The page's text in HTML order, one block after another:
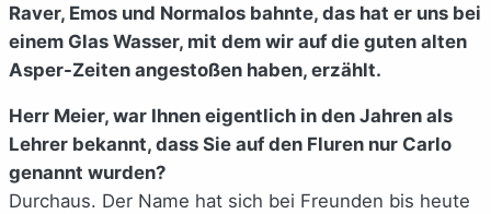
Raver, Emos und Normalos bahnte, das hat er uns bei
einem Glas Wasser, mit dem wir auf die guten alten
Asper-Zeiten angestoßen haben, erzählt.
Herr Meier, war Ihnen eigentlich in den Jahren als
Lehrer bekannt, dass Sie auf den Fluren nur Carlo
genannt wurden?
Durchaus. Der Name hat sich bei Freunden bis heute